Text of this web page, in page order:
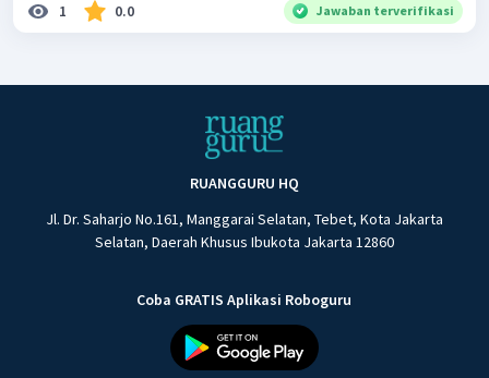
1 0.0 Jawaban terverifikasi
RUANGGURU HQ
Jl. Dr. Saharjo No.161, Manggarai Selatan, Tebet, Kota Jakarta
Selatan, Daerah Khusus Ibukota Jakarta 12860
Coba GRATIS Aplikasi Roboguru